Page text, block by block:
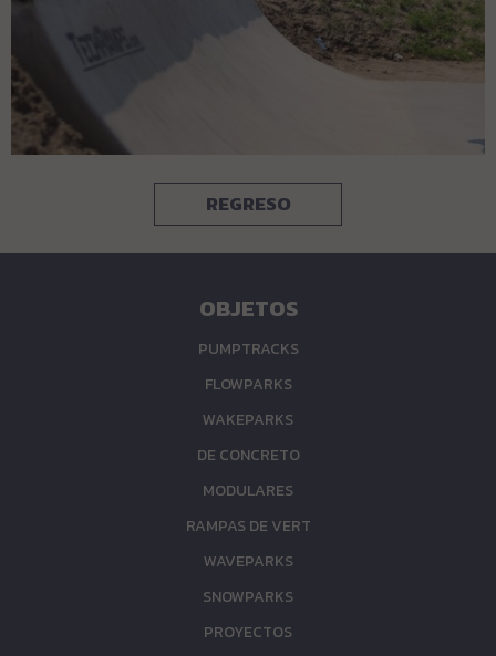
REGRESO
OBJETOS
PUMPTRACKS
FLOWPARKS
WAKEPARKS
DE CONCRETO
MODULARES
RAMPAS DE VERT
WAVEPARKS
SNOWPARKS
PROYECTOS